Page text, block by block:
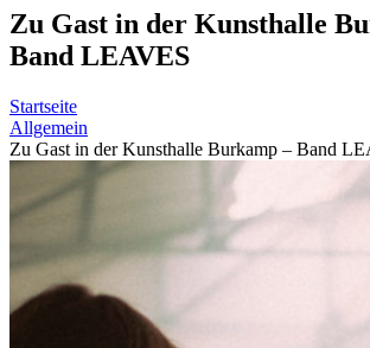
Zu Gast in der Kunsthalle
Band LEAVES
Startseite
Allgemein
Zu Gast in der Kunsthalle Burkamp – Band